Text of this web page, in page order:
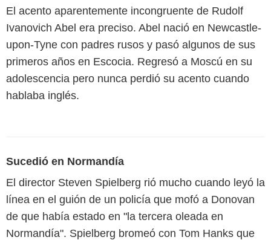
El acento aparentemente incongruente de Rudolf
Ivanovich Abel era preciso. Abel nació en Newcastle-
upon-Tyne con padres rusos y pasó algunos de sus
primeros años en Escocia. Regresó a Moscú en su
adolescencia pero nunca perdió su acento cuando
hablaba inglés.
Sucedió en Normandía
El director Steven Spielberg rió mucho cuando leyó la
línea en el guión de un policía que mofó a Donovan
de que había estado en "la tercera oleada en
Normandía". Spielberg bromeó con Tom Hanks que